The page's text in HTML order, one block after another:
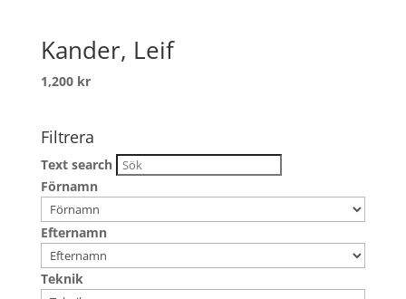
Kander, Leif
1,200 kr
Filtrera
Text search
Förnamn
Efternamn
Teknik